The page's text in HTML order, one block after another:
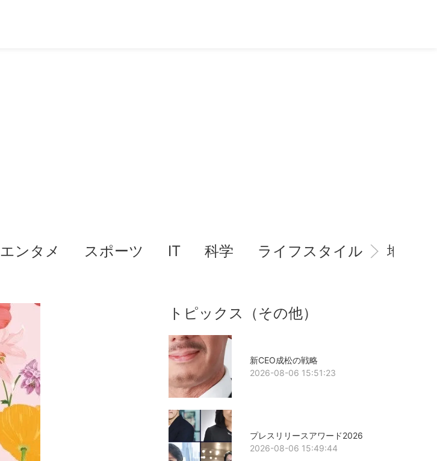
エンタメ スポーツ IT 科学 ライフスタイル 地域情
トピックス（その他）
新CEO成松の戦略
2026-08-06 15:51:23
プレスリリースアワード2026
2026-08-06 15:49:44